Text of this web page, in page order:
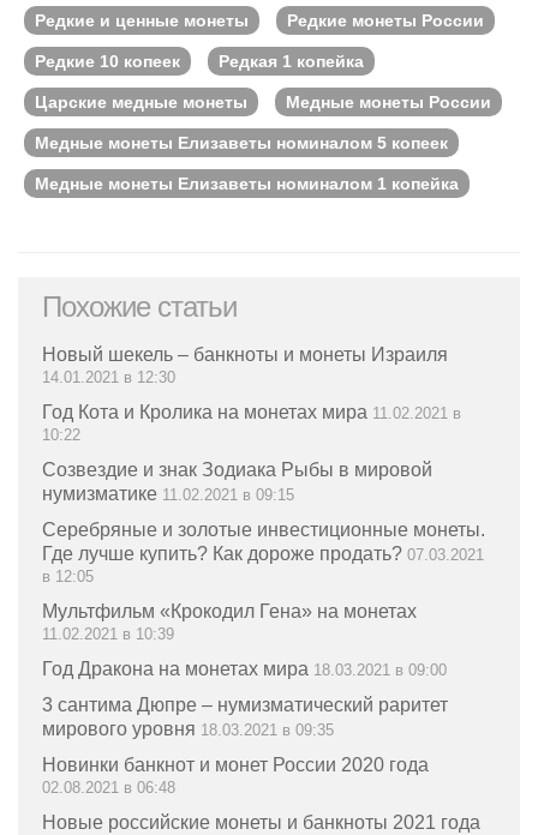
Редкие и ценные монеты Редкие монеты России
Редкие 10 копеек Редкая 1 копейка
Царские медные монеты Медные монеты России
Медные монеты Елизаветы номиналом 5 копеек
Медные монеты Елизаветы номиналом 1 копейка
Похожие статьи
Новый шекель – банкноты и монеты Израиля
14.01.2021 в 12:30
Год Кота и Кролика на монетах мира 11.02.2021 в
10:22
Созвездие и знак Зодиака Рыбы в мировой
нумизматике 11.02.2021 в 09:15
Серебряные и золотые инвестиционные монеты.
Где лучше купить? Как дороже продать? 07.03.2021
в 12:05
Мультфильм «Крокодил Гена» на монетах
11.02.2021 в 10:39
Год Дракона на монетах мира 18.03.2021 в 09:00
3 сантима Дюпре – нумизматический раритет
мирового уровня 18.03.2021 в 09:35
Новинки банкнот и монет России 2020 года
02.08.2021 в 06:48
Новые российские монеты и банкноты 2021 года